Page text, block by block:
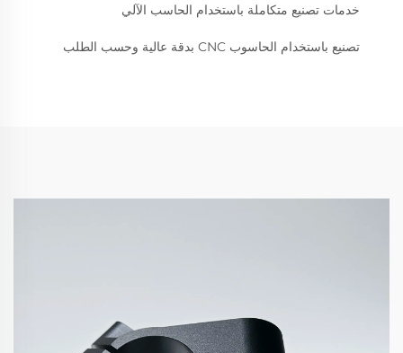
خدمات تصنيع متكاملة باستخدام الحاسب الآلي
تصنيع باستخدام الحاسوب CNC بدقة عالية وحسب الطلب